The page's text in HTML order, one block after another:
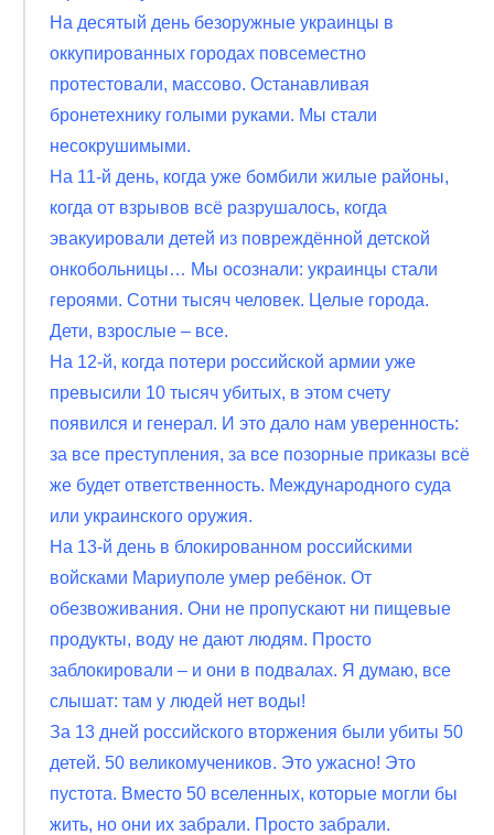
На десятый день безоружные украинцы в
оккупированных городах повсеместно
протестовали, массово. Останавливая
бронетехнику голыми руками. Мы стали
несокрушимыми.
На 11-й день, когда уже бомбили жилые районы,
когда от взрывов всё разрушалось, когда
эвакуировали детей из повреждённой детской
онкобольницы… Мы осознали: украинцы стали
героями. Сотни тысяч человек. Целые города.
Дети, взрослые – все.
На 12-й, когда потери российской армии уже
превысили 10 тысяч убитых, в этом счету
появился и генерал. И это дало нам уверенность:
за все преступления, за все позорные приказы всё
же будет ответственность. Международного суда
или украинского оружия.
На 13-й день в блокированном российскими
войсками Мариуполе умер ребёнок. От
обезвоживания. Они не пропускают ни пищевые
продукты, воду не дают людям. Просто
заблокировали – и они в подвалах. Я думаю, все
слышат: там у людей нет воды!
За 13 дней российского вторжения были убиты 50
детей. 50 великомучеников. Это ужасно! Это
пустота. Вместо 50 вселенных, которые могли бы
жить, но они их забрали. Просто забрали.